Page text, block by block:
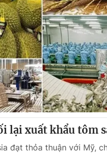
024-7300.7108
lại xuất khẩu tôm
đạt thỏa thuận với Mỹ,